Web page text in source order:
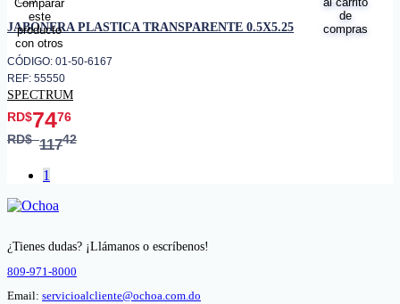
favorito
JABONERA PLASTICA TRANSPARENTE 0.5X5.25
CÓDIGO: 01-50-6167
REF: 55550
SPECTRUM
RD$7476
RD$11742
1
¿Tienes dudas? ¡Llámanos o escríbenos!
809-971-8000
Email: servicioalcliente@ochoa.com.do